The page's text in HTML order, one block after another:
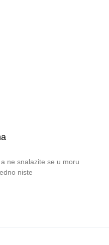
ne snalazite se u moru
niste